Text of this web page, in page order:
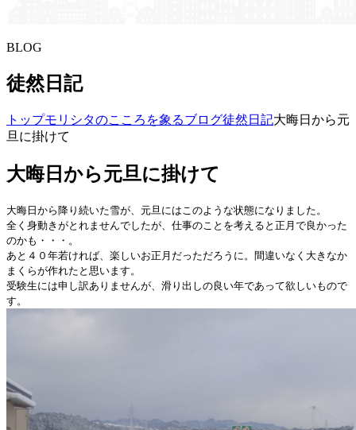
BLOG
徒然日記
トップモリシタの​こころを​象る​ブログ徒然日記大晦日から元
旦に掛けて
大晦日から元旦に掛けて
大晦日から降り続いた雪が、元旦にはこのような状態になりました。
全く身動きがとれませんでしたが、仕事のことを考えると正月で良かった
のかも・・・。
あと４０年若ければ、楽しいお正月だっただろうに。間違いなく大きなか
まくらが作れたと思います。
受験生には申し訳ありませんが、滑り出しの良い年であって欲しいもので
す。